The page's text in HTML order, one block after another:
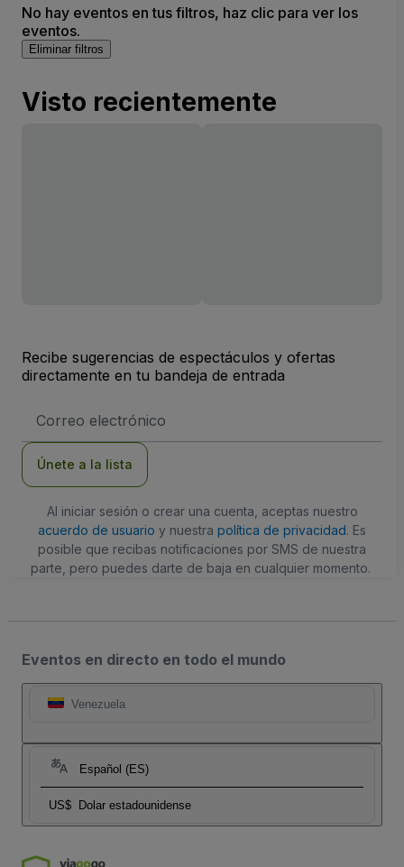
No hay eventos en tus filtros, haz clic para ver los
eventos.
Eliminar filtros
Visto recientemente
Recibe sugerencias de espectáculos y ofertas
directamente en tu bandeja de entrada
de
Únete a la lista
Al iniciar sesión o crear una cuenta, aceptas nuestro
acuerdo de usuario y nuestra política de privacidad. Es
posible que recibas notificaciones por SMS de nuestra
parte, pero puedes darte de baja en cualquier momento.
Eventos en directo en todo el mundo
Venezuela
Español (ES)
US$ Dolar estadounidense